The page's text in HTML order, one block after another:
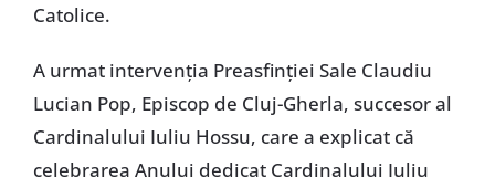
Catolice.
A urmat intervenția Preasfinției Sale Claudiu
Lucian Pop, Episcop de Cluj-Gherla, succesor al
Cardinalului Iuliu Hossu, care a explicat că
celebrarea Anului dedicat Cardinalului Iuliu